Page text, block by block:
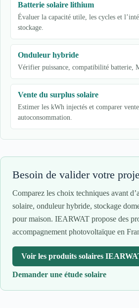
Batterie solaire lithium
Évaluer la capacité utile, les cycles et
stockage.
Onduleur hybride
Vérifier puissance, compatibilité batterie,
Vente du surplus solaire
Estimer les kWh injectés et comparer
autoconsommation.
Besoin de valider votre
Comparez les choix techniques avant
solaire, onduleur hybride, stockage
pour maison. IEARWAT propose des
accompagnement photovoltaïque en
Voir les produits solaires
Demander une étude solaire